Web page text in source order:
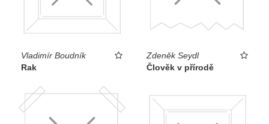
Vladimír Boudník
Rak
Zdeněk Seydl
Člověk v přírodě